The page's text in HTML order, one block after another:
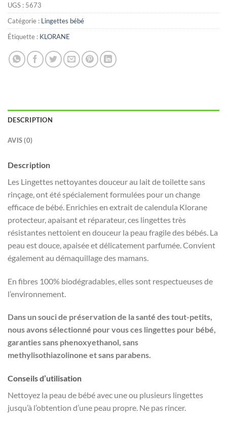
UGS : 5673
Catégorie : Lingettes bébé
Étiquette : KLORANE
DESCRIPTION
AVIS (0)
Description
Les Lingettes nettoyantes douceur au lait de toilette sans
rinçage, ont été spécialement formulées pour un change
efficace de bébé. Enrichies en extrait de calendula Klorane
protecteur, apaisant et réparateur, ces lingettes très
résistantes nettoient en douceur la peau fragile des bébés. La
peau est douce, apaisée et délicatement parfumée. Convient
également au démaquillage des mamans.
En fibres 100% biodégradables, elles sont respectueuses de
l’environnement.
Dans un souci de préservation de la santé des tout-petits,
nous avons sélectionné pour vous ces lingettes pour bébé,
garanties sans phenoxyethanol, sans
methylisothiazolinone et sans parabens.
Conseils d’utilisation
Nettoyez la peau de bébé avec une ou plusieurs lingettes
jusqu’à l’obtention d’une peau propre. Ne pas rincer.